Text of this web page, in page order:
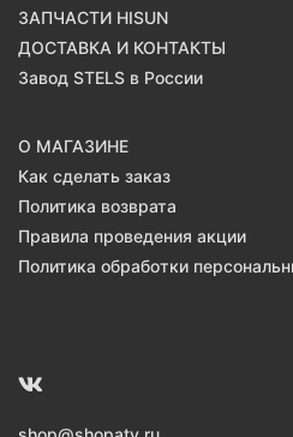
ЗАПЧАСТИ HISUN
ДОСТАВКА И КОНТАКТЫ
Завод STELS в России
О МАГАЗИНЕ
Как сделать заказ
Политика возврата
Правила проведения акции
Политика обработки